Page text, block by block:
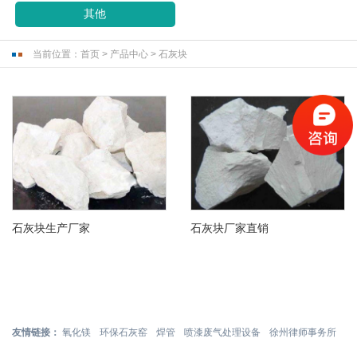
其他
当前位置： 首页 > 产品中心 > 石灰块
石灰块生产厂家 石灰块厂家直销
友情链接： 氧化镁 环保石灰窑 焊管 喷漆废气处理设备 徐州律师事务所